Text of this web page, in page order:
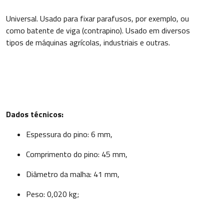
Universal. Usado para fixar parafusos, por exemplo, ou
como batente de viga (contrapino). Usado em diversos
tipos de máquinas agrícolas, industriais e outras.
Dados técnicos:
Espessura do pino: 6 mm,
Comprimento do pino: 45 mm,
Diâmetro da malha: 41 mm,
Peso: 0,020 kg;